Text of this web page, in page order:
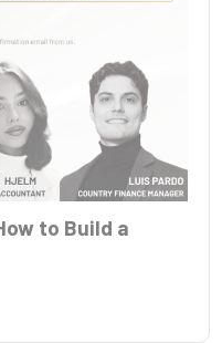
to Build a